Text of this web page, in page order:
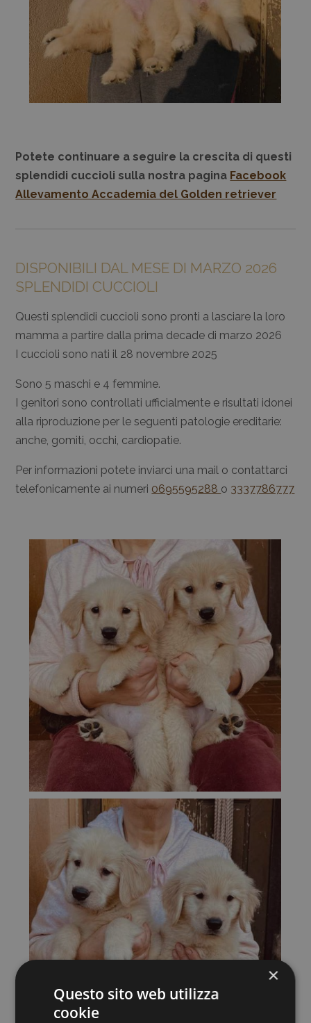
Potete continuare a seguire la crescita di questi
splendidi cuccioli sulla nostra pagina Facebook
Allevamento Accademia del Golden retriever
DISPONIBILI DAL MESE DI MARZO 2026
SPLENDIDI CUCCIOLI
Questi splendidi cuccioli sono pronti a lasciare la loro
mamma a partire dalla prima decade di marzo 2026
I cuccioli sono nati il 28 novembre 2025
Sono 5 maschi e 4 femmine.
I genitori sono controllati ufficialmente e risultati idonei
alla riproduzione per le seguenti patologie ereditarie:
anche, gomiti, occhi, cardiopatie.
Per informazioni potete inviarci una mail o contattarci
telefonicamente ai numeri 0695595288 o 3337786777
×
Questo sito web utilizza
cookie